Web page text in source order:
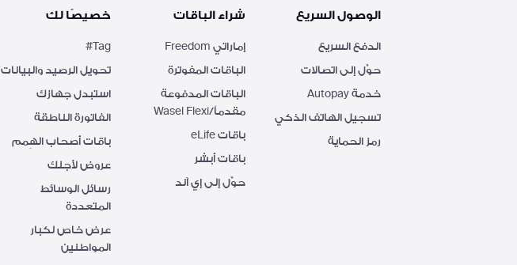
الوصول السريع
الدفع السريع
حوِّل إلى اتصالات
خدمة Autopay
تسجيل الهاتف الذكي
رمز الحماية
شراء الباقات
إماراتي Freedom
الباقات المفوترة
الباقات المدفوعة
مقدماً/Wasel Flexi
باقات eLife
باقات أبشر
حوِّل إلى إي آند
خصيصًا لك
Tag#
تحويل الرصيد والبيانات
استبدل جهازك
الفاتورة الناطقة
باقات أصحاب الهِمم
عروض لأجلك
رسائل الوسائط
المتعددة
عرض خاص لكبار
المواطنين